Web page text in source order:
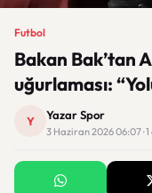
Futbol
Bakan Bak’tan
uğurlaması:
Y Yazar Spor
3 Haziran 2026 06:07 ·